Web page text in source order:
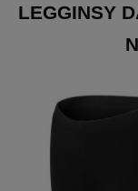
LEGGINSY